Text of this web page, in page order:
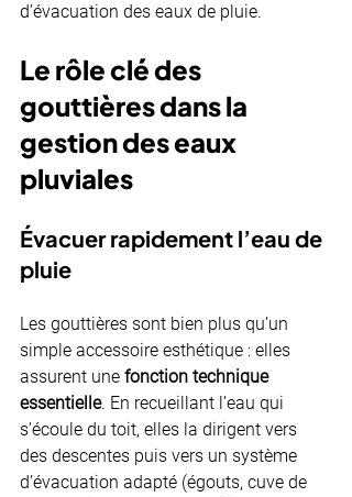
d’évacuation des eaux de pluie.
Le rôle clé des
gouttières dans la
gestion des eaux
pluviales
Évacuer rapidement l’eau de
pluie
Les gouttières sont bien plus qu’un
simple accessoire esthétique : elles
assurent une fonction technique
essentielle. En recueillant l’eau qui
s’écoule du toit, elles la dirigent vers
des descentes puis vers un système
d’évacuation adapté (égouts, cuve de